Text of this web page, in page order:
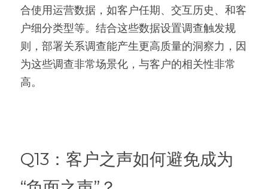
合使用运营数据，如客户任期、交互历史、和客
户细分类型等。结合这些数据设置调查触发规
则，部署关系调查能产生更高质量的洞察力，因
为这些调查非常场景化，与客户的相关性非常
高。
Q13：客户之声如何避免成为